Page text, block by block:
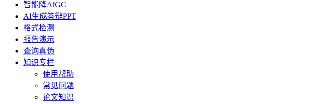
智能降AIGC
AI生成答辩PPT
格式检测
报告演示
查询真伪
知识专栏
使用帮助
常见问题
论文知识